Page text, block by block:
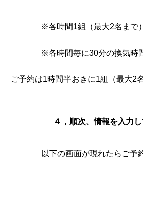
※各時間1組（最大2名まで
※各時間毎に30分の換気時
ご予約は1時間半おきに1組（最大2
４，順次、情報を入力
以下の画面が現れたらご予